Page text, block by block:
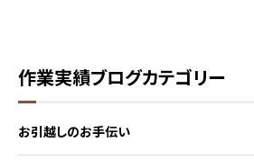
作業実績ブログカテゴリー
お引越しのお手伝い